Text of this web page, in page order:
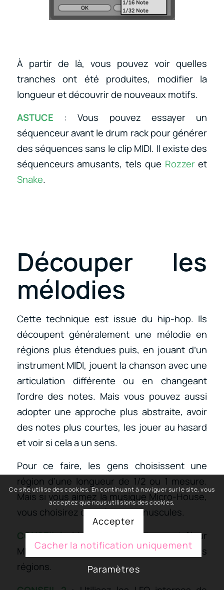
À partir de là, vous pouvez voir quelles
tranches ont été produites, modifier la
longueur et découvrir de nouveaux motifs.
ASTUCE : Vous pouvez essayer un
séquenceur avant le drum rack pour générer
des séquences sans le clip MIDI. Il existe des
séquenceurs amusants, tels que Rozzeret
Snake.
Découper les
mélodies
Cette technique est issue du hip-hop. Ils
découpent généralement une mélodie en
régions plus étendues puis, en jouant d’un
instrument MIDI, jouent la chanson avec une
articulation différente ou en changeant
l’ordre des notes. Mais vous pouvez aussi
adopter une approche plus abstraite, avoir
des notes plus courtes, les jouer au hasard
et voir si cela a un sens.
Pour ce faire, les gens choisissent une
région d’une longueur de 1/2 ou 1 mesure.
Mais si vous aimez la musique Micro-House,
vous choisirez des régions minuscules.
CONSEIL 1: Munissez-vous d’un contrôleur
MIDI pour expérimenter la lecture des
régions.
Ce site utilise des cookies. En continuant à naviguer sur le site, vous
acceptez que nous utilisions des cookies.
Accepter
Cacher la notification uniquement
Paramètres